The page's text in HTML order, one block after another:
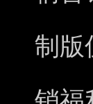
制版